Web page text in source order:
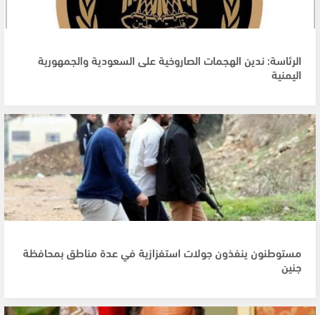
الرئاسة: ندين الهجمات الصاروخية على السعودية والجمهورية
اليمنية
مستوطنون ينفذون جولات استفزازية في عدة مناطق بمحافظة
جنين